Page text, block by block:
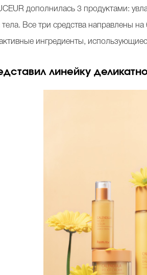
дополнилась 3 продуктами:
Все три средства направлены
ингредиенты,
линейку